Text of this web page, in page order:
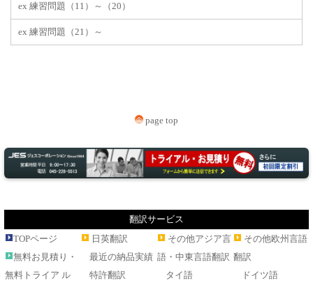
ex 練習問題（11）～（20）
ex 練習問題（21）～
page top
翻訳サービス
TOPページ
無料お見積り・
無料トライア ル
日英翻訳
最近の納品実績
特許翻訳
その他アジア言
語・中東言語翻訳
タイ語
その他欧州言語
翻訳
ドイツ語